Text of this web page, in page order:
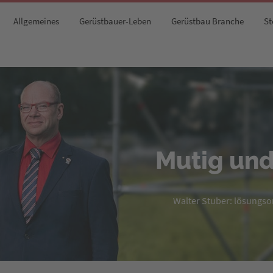
Allgemeines Gerüstbauer-Leben Gerüstbau Branche
Mutig
Walter Stuber: